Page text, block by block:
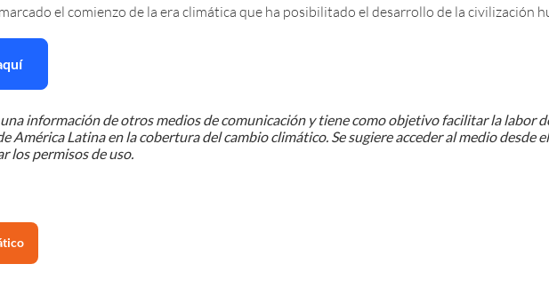
el comienzo de la era climática que ha posibilitado el desarrollo de la civilización
información de otros medios de comunicación y tiene como objetivo facilitar la labor
América Latina en la cobertura del cambio climático. Se sugiere acceder al medio desde el
los permisos de uso.